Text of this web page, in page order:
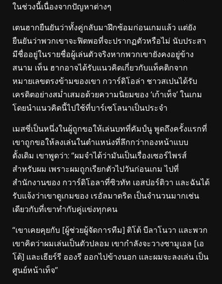
ในช่วงนี้เนื่องจากปัญหาต่างๆ
เตนฮากยืนยันว่าทั้งคู่กลับมาฝึกซ้อมก่อนเกมแล้ว แต่ยัง
ยืนยันว่าพวกเขาจะฟิตพอที่จะปรากฏตัวหรือไม่ นับประสา
มีชื่ออยู่ในรายชื่อผู้เล่นตัวจริงหากพวกเขายังคงอยู่ข้าง
สนาม เท็น ฮากอาจได้รับแนวคิดเกี่ยวกับแท็คติกจาก
หมายเลขตรงข้ามของเขา กวาร์ดิโอล่า ชาวสเปนได้รับ
เครดิตอย่างสม่ำเสมอด้วยความนิยมของ ‘เก้าเท็จ’ ในเกม
โดยนำแนวคิดนี้ไปใช้ที่บาร์เซโลนาเป็นประจำ
เมสซี่เป็นหนึ่งในผู้ถูกขอให้เล่นบทที่คัมป์นู พูดถึงครั้งแรกที่
เขาถูกขอให้ลงเล่นในตำแหน่งที่ลึกกว่ากองหน้าแบบ
ดั้งเดิม เขาพูดว่า: “ผมจำได้ว่ามันเป็นเรื่องเซอร์ไพรส์
สำหรับผม เพราะผมถูกเรียกตัวไปวันก่อนเกม ไปที่
สำนักงานของ กวาร์ดิโอลาที่ซิวทัท เอสปอร์ติวา และฉันได้
รับแจ้งว่าเขาดูเกมของ เรอัลมาดริด เป็นจำนวนมากเช่น
เดียวกับที่เขาทำกับคู่แข่งทุกคน
“เขาเคยคุยกับ [ผู้ช่วยผู้จัดการทีม] ติโต้ บีลาโนวา และพวก
เขาคิดว่าผมเล่นเป็นตัวปลอม เขากำลังจะวางซามูเอล [เอ
โต้] และเธียร์รี อองรี ออกไปข้างนอก และผมจะลงเล่น เป็น
ศูนย์หน้าเท็จ”